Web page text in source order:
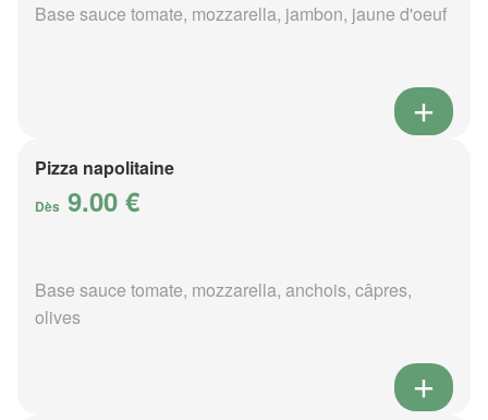
Base sauce tomate, mozzarella, jambon, jaune d'oeuf
Pizza napolitaine
Dès 9.00 €
Base sauce tomate, mozzarella, anchois, câpres,
olives